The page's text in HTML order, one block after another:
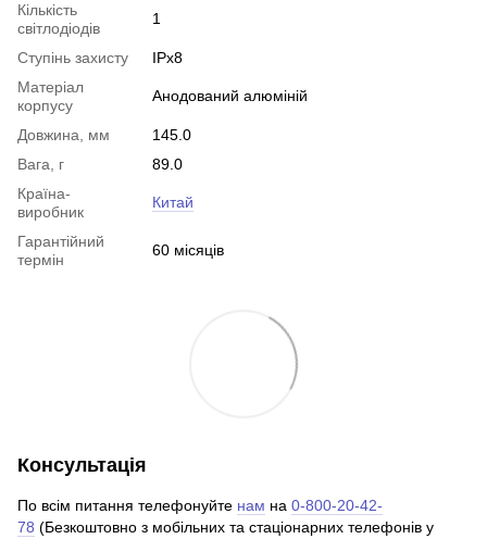
Кількість
світлодіодів
1
Ступінь захисту
IPx8
Матеріал
корпусу
Анодований алюміній
Довжина, мм
145.0
Вага, г
89.0
Країна-
виробник
Китай
Гарантійний
термін
60 місяців
Консультація
По всім питання телефонуйте нам на 0-800-20-42-
78 (Безкоштовно з мобільних та стаціонарних телефонів у